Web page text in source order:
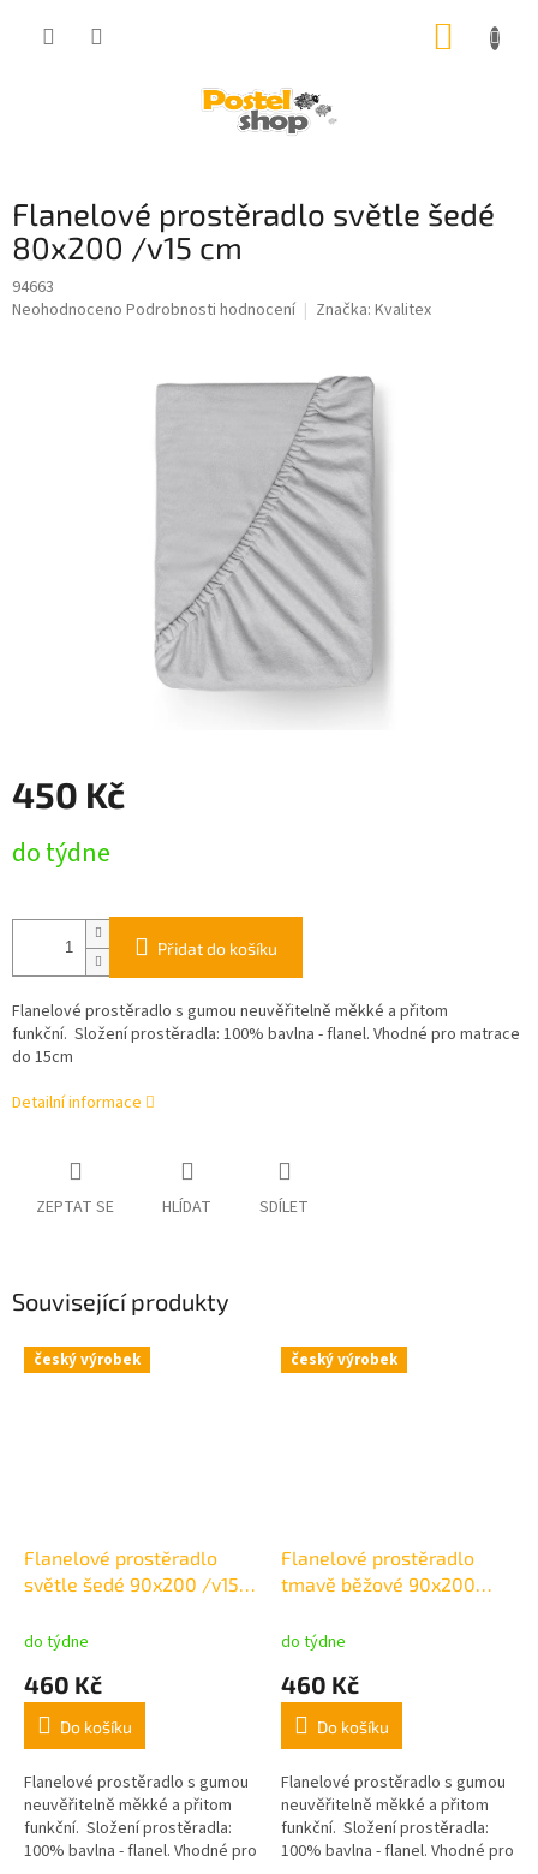
Flanelové prostěradlo světle šedé
80x200 /v15 cm
94663
Průměrné
Neohodnoceno Podrobnosti hodnocení Značka: Kvalitex
450 Kč
cena:
do týdne
Přidat do košíku
Flanelové prostěradlo s gumou neuvěřitelně měkké a přitom
funkční. Složení prostěradla: 100% bavlna - flanel. Vhodné pro matrace
do 15cm
Detailní informace
ZEPTAT SE HLÍDAT SDÍLET
Související produkty
český výrobek
Flanelové prostěradlo
světle šedé 90x200 /v15
do týdne
460 Kč
Do košíku
Flanelové prostěradlo s gumou
neuvěřitelně měkké a přitom
funkční. Složení prostěradla:
100% bavlna - flanel. Vhodné pro
český výrobek
Flanelové prostěradlo
tmavě běžové 90x200
do týdne
460 Kč
Do košíku
Flanelové prostěradlo s gumou
neuvěřitelně měkké a přitom
funkční. Složení prostěradla:
100% bavlna - flanel. Vhodné pro